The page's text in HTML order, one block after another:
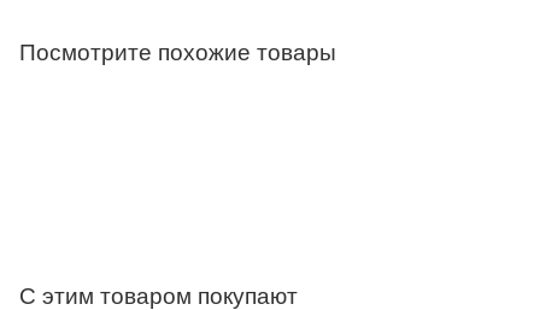
Посмотрите похожие товары
С этим товаром покупают